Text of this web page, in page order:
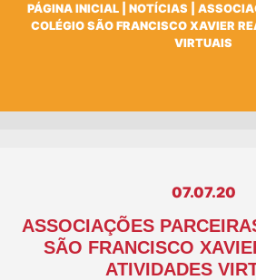
PÁGINA INICIAL NOTÍCIAS
COLÉGIO SÃO FRANCISCO XAVIER
VIRTUAIS
07.07.20
ASSOCIAÇÕES
SÃO FRANCISCO
ATIVIDADES